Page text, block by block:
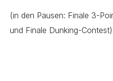
(in den Pausen: Finale 3-
und Finale Dunking-Contest)